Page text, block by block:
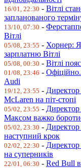
16/01, 22:30 - Вітлі
запланованого
13/10, 07:30 -
Вітлі
05/08, 23:55 - Хорнер: Я
зарплатню Вітлі
05/08, 00:30 - Вітлі
01/08, 23:46 -
Audi
19/12, 23:55 -
McLaren на піт-стопі
05/02, 23:55 -
Максом важко
05/02, 23:30 - Директор
наступний крок
02/02, 22:30 -
на суперників
22/01, 06:30 - Red Bull